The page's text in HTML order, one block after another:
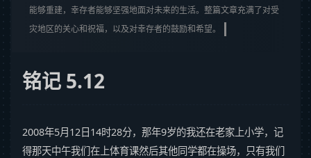
能够重建，幸存者能够坚强地面对未来的生活。整篇文章充满了对受
灾地区的关心和祝福，以及对幸存者的鼓励和希望。
铭记 5.12
2008年5月12日14时28分，那年9岁的我还在老家上小学，记
得那天中午我们在上体育课然后其他同学都在操场，只有我们